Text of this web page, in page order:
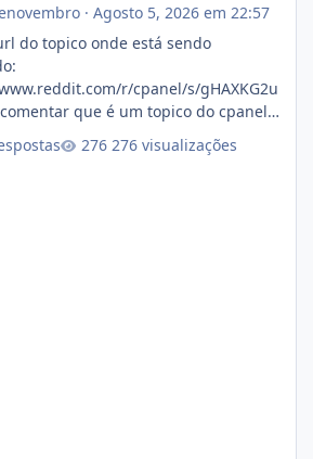
· Agosto 5, 2026 em 22:57
do topico onde está sendo
r/cpanel/s/gHAXKG2u
que é um topico do cpanel...
como ta a pegada no da.
276 visualizações